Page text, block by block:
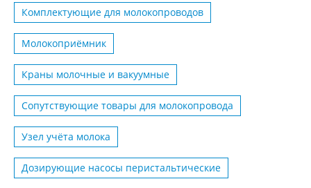
Комплектующие для молокопроводов
Молокоприёмник
Краны молочные и вакуумные
Сопутствующие товары для молокопровода
Узел учёта молока
Дозирующие насосы перистальтические